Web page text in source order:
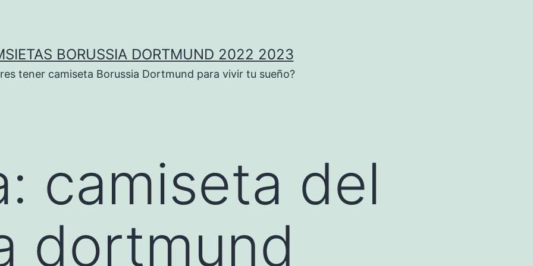
BORUSSIA DORTMUND 2022 2023
tener camiseta Borussia Dortmund para vivir tu sueño?
camiseta del
dortmund